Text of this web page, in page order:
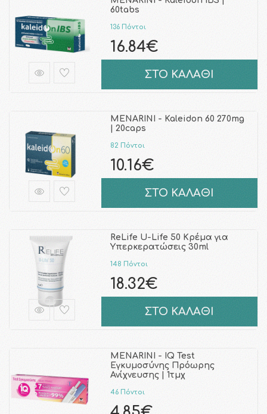
60tabs
136 Πόντοι
16.84€
ΣΤΟ ΚΑΛΑΘΙ
MENARINI - Kaleidon 60 270mg
| 20caps
82 Πόντοι
10.16€
ΣΤΟ ΚΑΛΑΘΙ
ReLife U-Life 50 Κρέμα για
Υπερκερατώσεις 30ml
148 Πόντοι
18.32€
ΣΤΟ ΚΑΛΑΘΙ
MENARINI - IQ Test
Εγκυμοσύνης Πρόωρης
Ανίχνευσης | 1τμχ
46 Πόντοι